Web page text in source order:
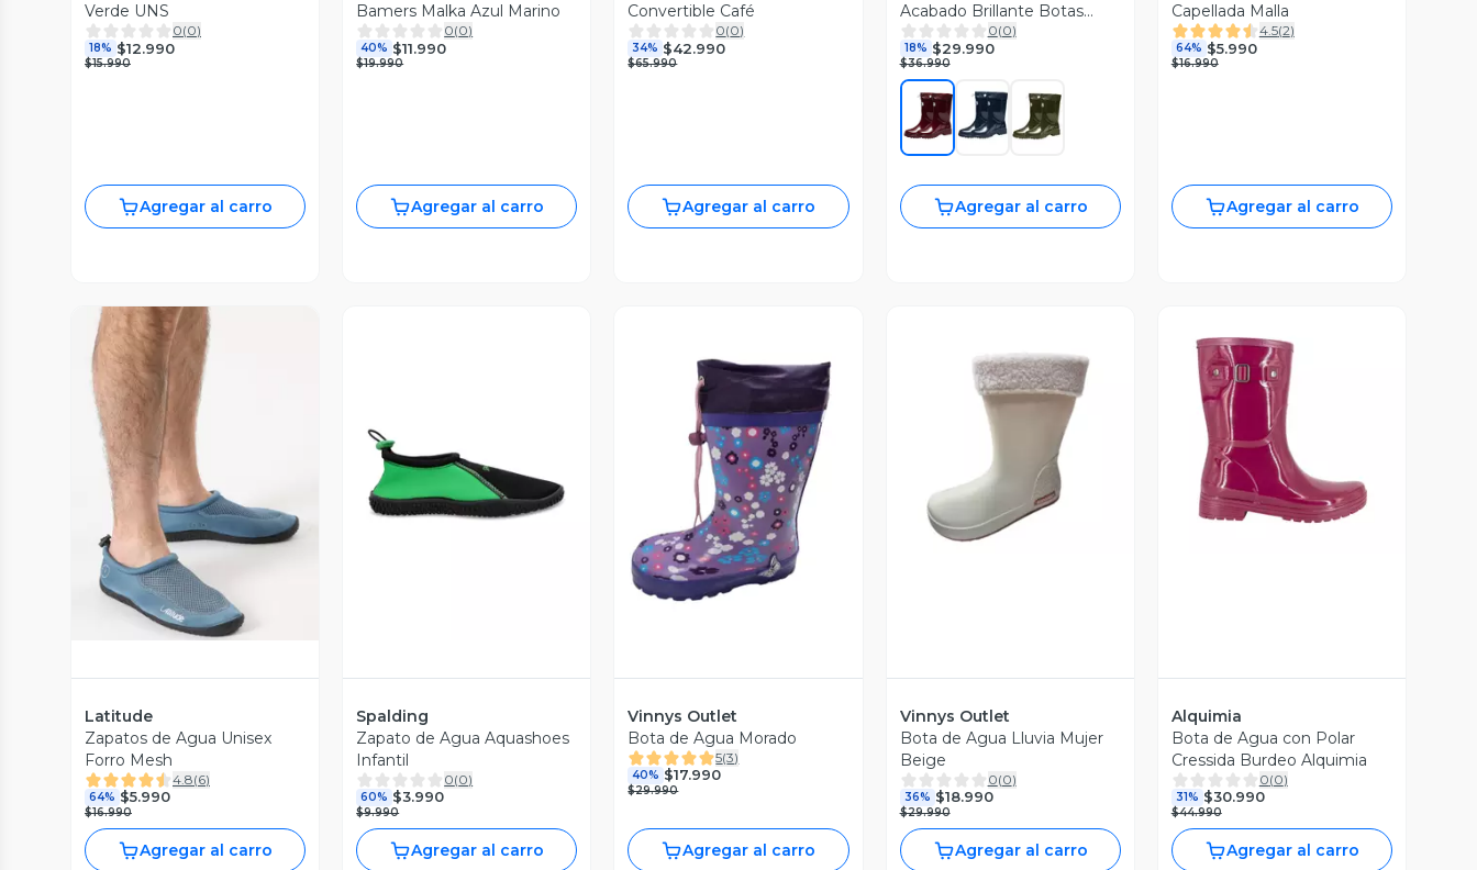
Verde UNS
0(0)
18% $12.990
$15.990
Agregar al carro
Bamers Malka Azul Marino
0(0)
40% $11.990
$19.990
Agregar al carro
Convertible Café
0(0)
34% $42.990
$65.990
Agregar al carro
Acabado Brillante Botas
Para la Lluvia Mujer
0(0)
18% $29.990
$36.990
Agregar al carro
Capellada Malla
4.5(2)
64% $5.990
$16.990
Agregar al carro
Vista Previa
Latitude
Zapatos de Agua Unisex
Forro Mesh
4.8(6)
64% $5.990
$16.990
Agregar al carro
Vista Previa
Spalding
Zapato de Agua Aquashoes
Infantil
0(0)
60% $3.990
$9.990
Agregar al carro
Vista Previa
Vinnys Outlet
Bota de Agua Morado
5(3)
40% $17.990
$29.990
Agregar al carro
Vista Previa
Vinnys Outlet
Bota de Agua Lluvia Mujer
Beige
0(0)
36% $18.990
$29.990
Agregar al carro
Vista Previa
Alquimia
Bota de Agua con Polar
Cressida Burdeo Alquimia
0(0)
31% $30.990
$44.990
Agregar al carro